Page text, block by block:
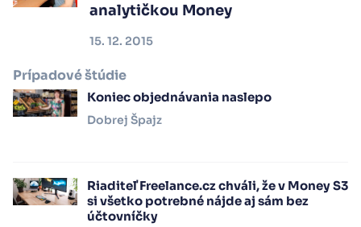
analytičkou Money
15. 12. 2015
Prípadové štúdie
Koniec objednávania naslepo
Dobrej Špajz
Riaditeľ Freelance.cz chváli, že v Money S3
si všetko potrebné nájde aj sám bez
účtovníčky